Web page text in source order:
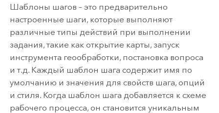
Шаблоны шагов – это предварительно
настроенные шаги, которые выполняют
различные типы действий при выполнении
задания, такие как открытие карты, запуск
инструмента геообработки, постановка вопроса
и т.д. Каждый шаблон шага содержит имя по
умолчанию и значения для свойств шага, опций
и стиля. Когда шаблон шага добавляется к схеме
рабочего процесса, он становится уникальным